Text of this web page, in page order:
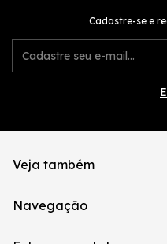
Cadastre-se e
Veja também
Navegação